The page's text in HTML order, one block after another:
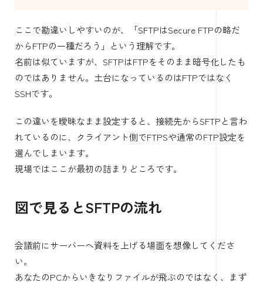
ここで勘違いしやすいのが、「SFTPはSecure FTPの略だ
からFTPの一種だろう」という理解です。
名前は似ていますが、SFTPはFTPをそのまま暗号化したも
のではありません。土台になっているのはFTPではなく
SSHです。
この違いを曖昧なまま設定すると、接続先からSFTPと言わ
れているのに、クライアント側でFTPSや通常のFTP設定を
選んでしまいます。
現場ではここが最初の詰まりどころです。
図で見るとSFTPの流れ
会議前にサーバーへ資料を上げる場面を想像してくださ
い。
あなたのPCからいきなりファイルが飛ぶのではなく、まず